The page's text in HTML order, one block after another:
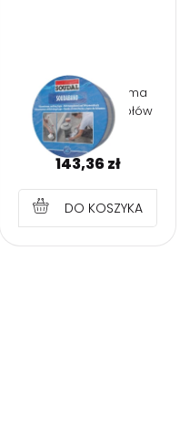
SOUDABAND Taśma
dekarska - kolor ołów
30 cm
143,36zł
DO KOSZYKA